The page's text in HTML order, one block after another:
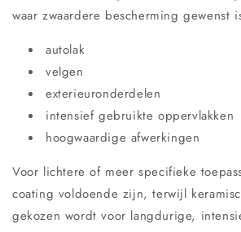
waar zwaardere bescherming
autolak
velgen
exterieuronderdelen
intensief gebruikte oppervlakken
hoogwaardige afwerkingen
Voor lichtere of meer specifieke
coating voldoende zijn, terwijl
gekozen wordt voor langdurige,